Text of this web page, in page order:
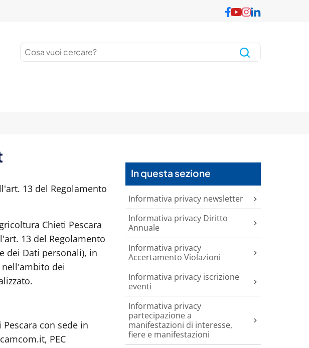
13 del Regolamento
Chieti Pescara
13 del Regolamento
dei Dati personali), in
dei
con sede in
PEC
In questa sezione
Informativa privacy newsletter
Informativa privacy Diritto
Annuale
Informativa privacy
Accertamento Violazioni
Informativa privacy iscrizione
eventi
Informativa privacy
partecipazione a
manifestazioni di interesse,
fiere e manifestazioni